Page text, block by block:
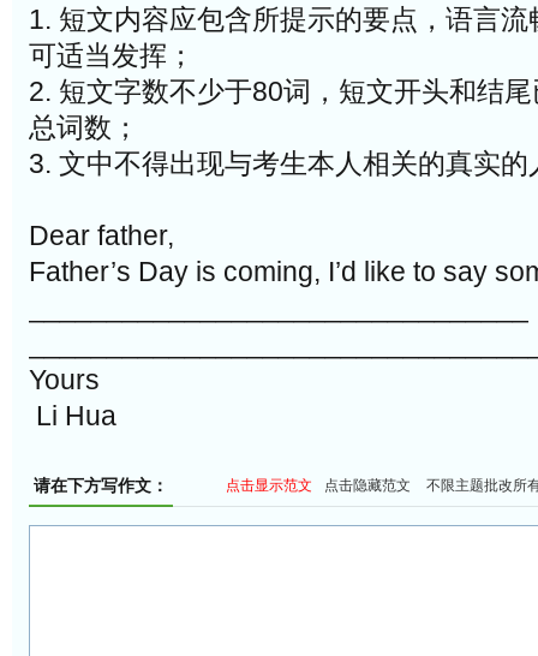
1. 短文内容应包含所提示的要点，语言
可适当发挥；
2. 短文字数不少于80词，短文开头和结
总词数；
3. 文中不得出现与考生本人相关的真实
Dear father,
Father’s Day is coming, I’d like to say
Yours
Li Hua
请在下方写作文： 点击显示范文 点击隐藏范文 不限主题批改所